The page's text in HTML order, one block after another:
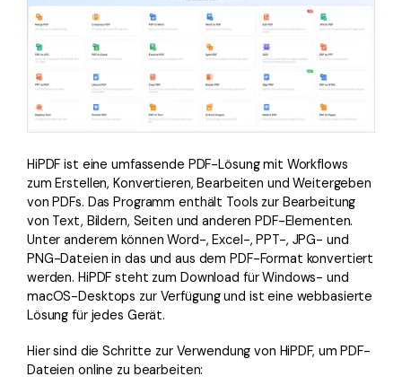
HiPDF ist eine umfassende PDF-Lösung mit Workflows
zum Erstellen, Konvertieren, Bearbeiten und Weitergeben
von PDFs. Das Programm enthält Tools zur Bearbeitung
von Text, Bildern, Seiten und anderen PDF-Elementen.
Unter anderem können Word-, Excel-, PPT-, JPG- und
PNG-Dateien in das und aus dem PDF-Format konvertiert
werden. HiPDF steht zum Download für Windows- und
macOS-Desktops zur Verfügung und ist eine webbasierte
Lösung für jedes Gerät.
Hier sind die Schritte zur Verwendung von HiPDF, um PDF-
Dateien online zu bearbeiten: